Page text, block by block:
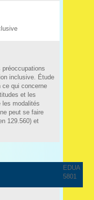
préoccupations
inclusive. Étude
ce qui concerne
et les
les modalités
peut se faire
129.560) et
EDUA
5801